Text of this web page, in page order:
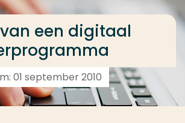
een digitaal
01 september 2010